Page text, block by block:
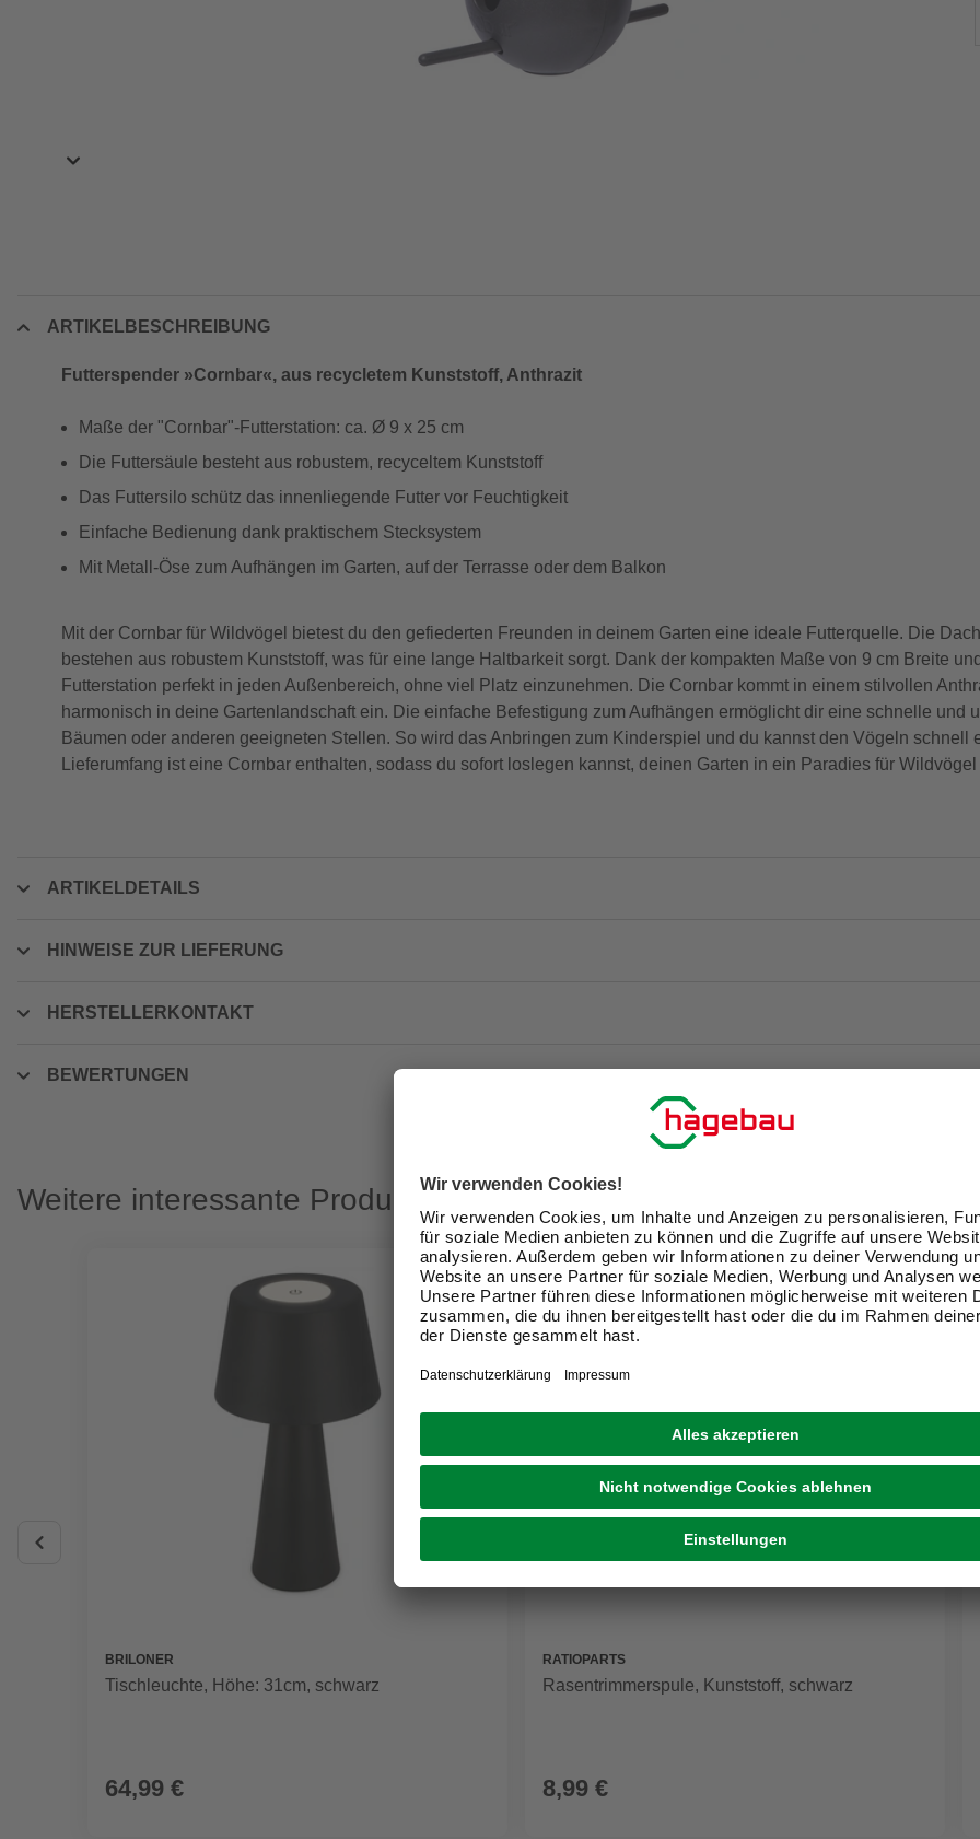
ARTIKELBESCHREIBUNG
Futterspender »Cornbar«, aus recycletem Kunststoff, Anthrazit
Maße der "Cornbar"-Futterstation: ca. Ø 9 x 25 cm
Die Futtersäule besteht aus robustem, recyceltem Kunststoff
Das Futtersilo schütz das innenliegende Futter vor Feuchtigkeit
Einfache Bedienung dank praktischem Stecksystem
Mit Metall-Öse zum Aufhängen im Garten, auf der Terrasse oder dem Balkon
Mit der Cornbar für Wildvögel bietest du den gefiederten Freunden in deinem Garten eine ideale Futterquelle. Die
bestehen aus robustem Kunststoff, was für eine lange Haltbarkeit sorgt. Dank der kompakten Maße von 9 cm Breite
Futterstation perfekt in jeden Außenbereich, ohne viel Platz einzunehmen. Die Cornbar kommt in einem stilvollen
harmonisch in deine Gartenlandschaft ein. Die einfache Befestigung zum Aufhängen ermöglicht dir eine schnelle und
Bäumen oder anderen geeigneten Stellen. So wird das Anbringen zum Kinderspiel und du kannst den Vögeln schnell
Lieferumfang ist eine Cornbar enthalten, sodass du sofort loslegen kannst, deinen Garten in ein Paradies für
ARTIKELDETAILS
HINWEISE ZUR LIEFERUNG
HERSTELLERKONTAKT
BEWERTUNGEN
Weitere interessante Produkte
BRILONER
Tischleuchte, Höhe: 31cm, schwarz
64,99 €
RATIOPARTS
Rasentrimmerspule, Kunststoff, schwarz
8,99 €